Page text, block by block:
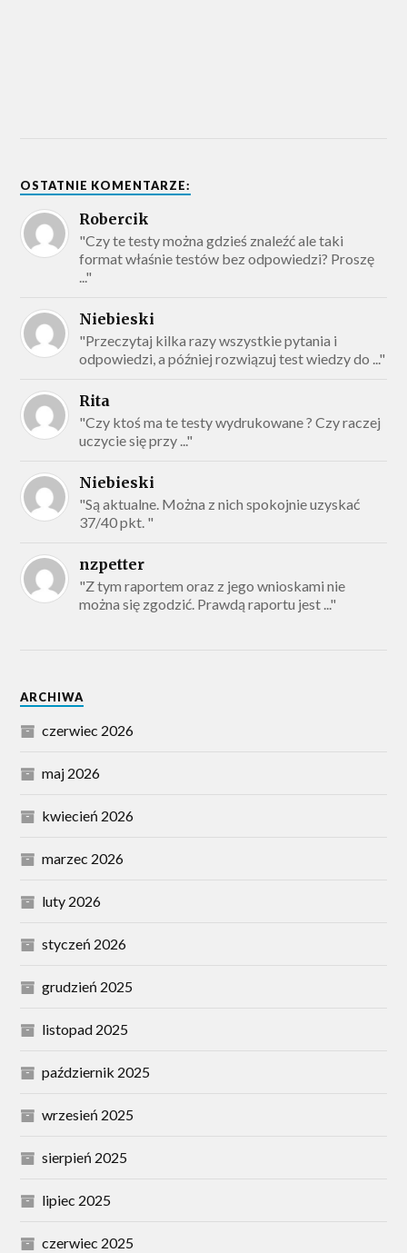
OSTATNIE KOMENTARZE:
Robercik
"Czy te testy można gdzieś znaleźć ale taki
format właśnie testów bez odpowiedzi? Proszę
..."
Niebieski
"Przeczytaj kilka razy wszystkie pytania i
odpowiedzi, a później rozwiązuj test wiedzy do ..."
Rita
"Czy ktoś ma te testy wydrukowane ? Czy raczej
uczycie się przy ..."
Niebieski
"Są aktualne. Można z nich spokojnie uzyskać
37/40 pkt. "
nzpetter
"Z tym raportem oraz z jego wnioskami nie
można się zgodzić. Prawdą raportu jest ..."
ARCHIWA
czerwiec 2026
maj 2026
kwiecień 2026
marzec 2026
luty 2026
styczeń 2026
grudzień 2025
listopad 2025
październik 2025
wrzesień 2025
sierpień 2025
lipiec 2025
czerwiec 2025